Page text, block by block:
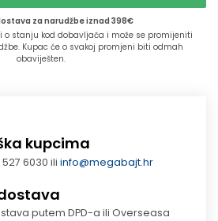
za narudžbe iznad 398€
o stanju kod dobavljača i može se promijeniti
Kupac će o svakoj promjeni biti odmah
obaviješten.
kupcima
527 6030 iliinfo@megabajt.hr
putem DPD-a ili Overseasa